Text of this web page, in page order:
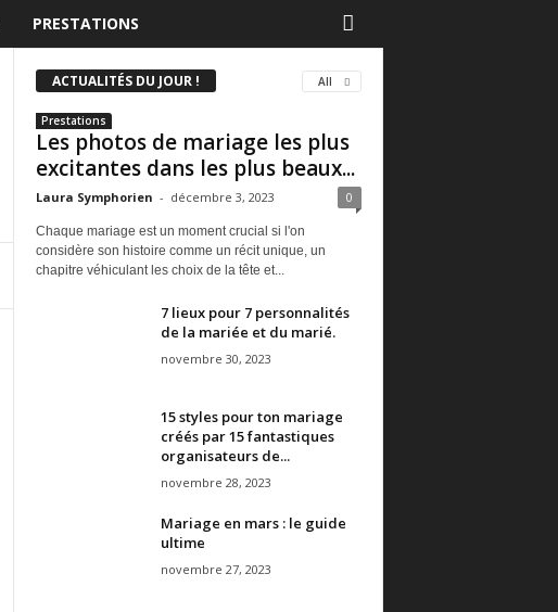
PRESTATIONS
ACTUALITÉS DU JOUR ! All
Prestations
Les photos de mariage les plus
excitantes dans les plus beaux...
Laura Symphorien - décembre 3, 2023 0
Chaque mariage est un moment crucial si l'on
considère son histoire comme un récit unique, un
chapitre véhiculant les choix de la tête et...
7 lieux pour 7 personnalités
de la mariée et du marié.
novembre 30, 2023
15 styles pour ton mariage
créés par 15 fantastiques
organisateurs de...
novembre 28, 2023
Mariage en mars : le guide
ultime
novembre 27, 2023